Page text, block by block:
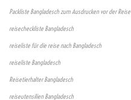
Packliste Bangladesch zum Ausdrucken vor der Reise
reisecheckliste Bangladesch
reiseliste für die reise nach Bangladesch
reiseliste Bangladesch
Reisetierhalter Bangladesch
reiseutensilien Bangladesch